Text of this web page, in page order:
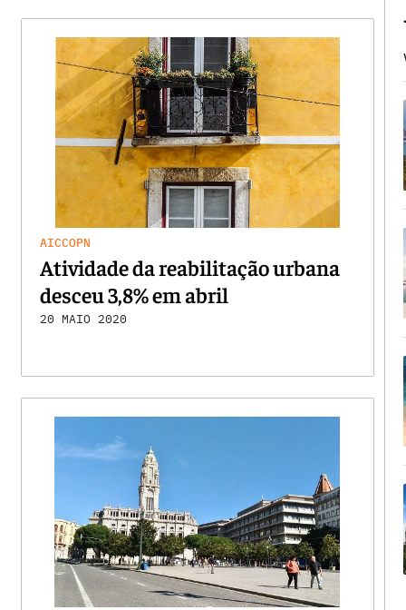
AICCOPN
Atividade da reabilitação urbana
desceu 3,8% em abril
20 MAIO 2020